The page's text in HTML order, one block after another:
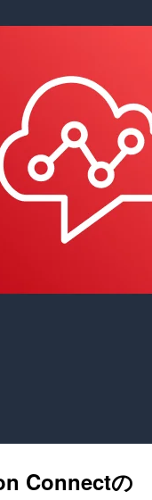
Connectの